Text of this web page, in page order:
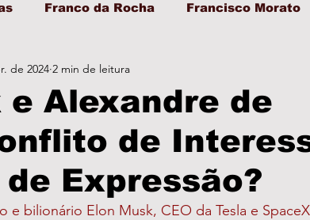
Franco da Rocha Francisco Morato
Entretenimento
PodCast Informe Publicitário
Turismo
e Alexandre de
de
Expressão?
de 2024 2 min de leitura
e bilionário Elon Musk, CEO da Tesla e